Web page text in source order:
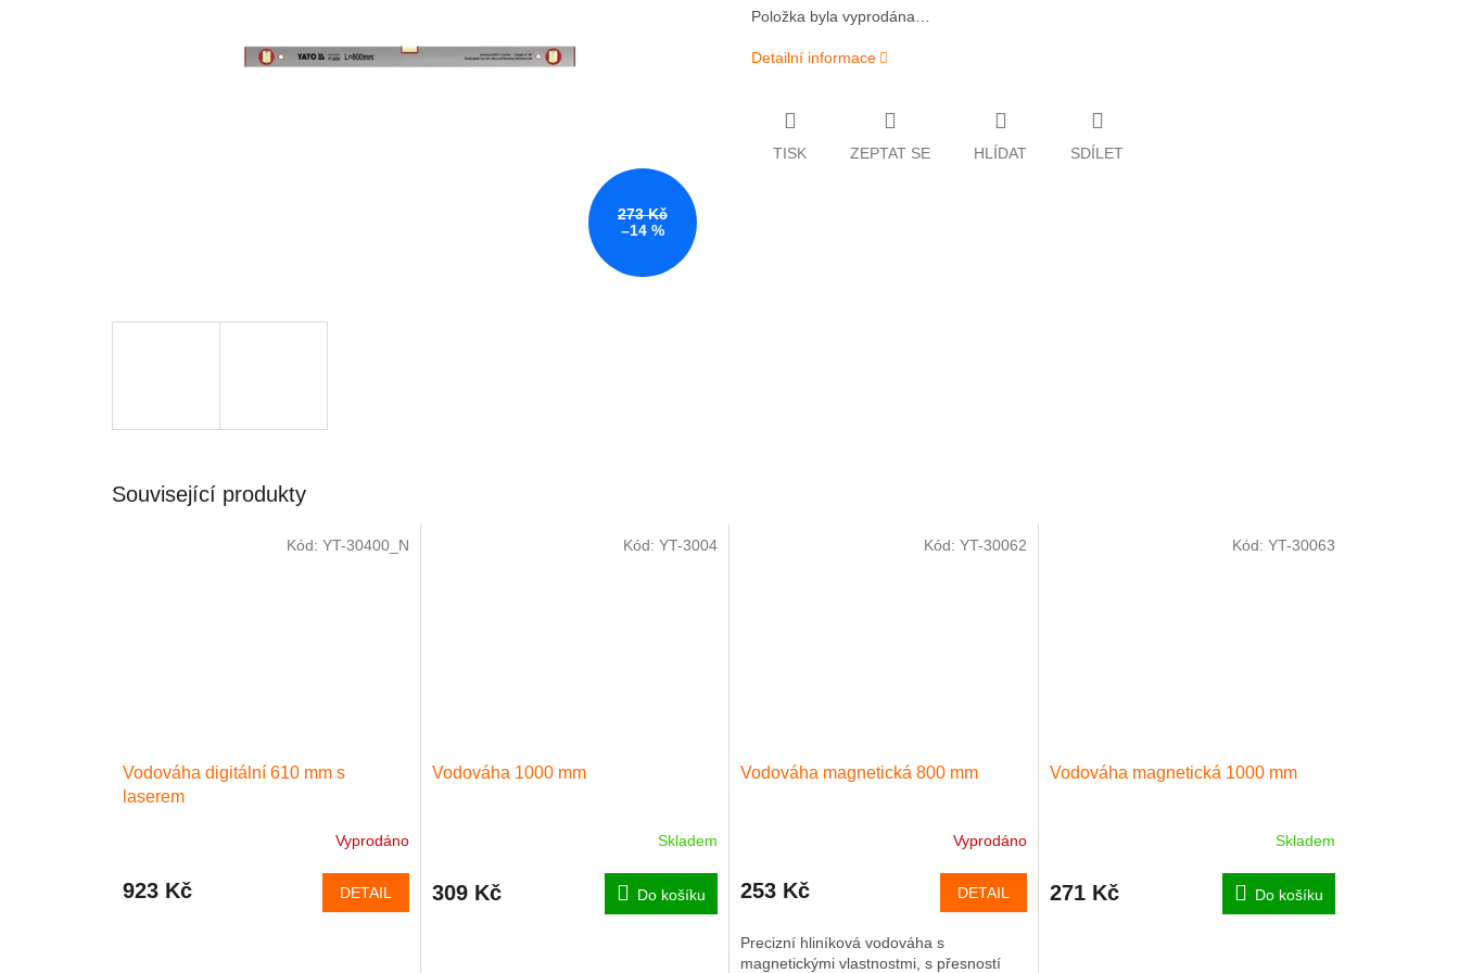
273 Kč
–14 %
Položka byla vyprodána…
Detailní informace
TISK ZEPTAT SE HLÍDAT SDÍLET
Související produkty
Vodováha digitální 610 mm s
laserem
Vyprodáno
923 Kč DETAIL
Kód: YT-30400_N
Vodováha 1000 mm
Skladem
309 Kč Do košíku
Kód: YT-3004
Vodováha magnetická 800 mm
Vyprodáno
253 Kč DETAIL
Precizní hliníková vodováha s
magnetickými vlastnostmi, s přesností
Kód: YT-30062
Vodováha magnetická 1000 mm
Skladem
271 Kč Do košíku
Kód: YT-30063